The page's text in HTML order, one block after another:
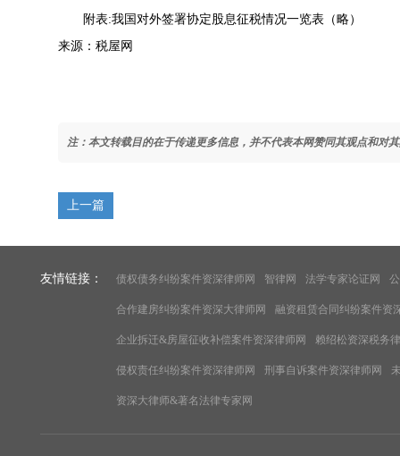
附表:我国对外签署协定股息征税情况一览表（略）
来源：税屋网
注：本文转载目的在于传递更多信息，并不代表本网赞同其观点和对
上一篇
友情链接： 债权债务纠纷案件资深律师网 智律网 法学专家论证网
合作建房纠纷案件资深大律师网 融资租赁合同纠纷案件资
企业拆迁&房屋征收补偿案件资深律师网 赖绍松资深税务
侵权责任纠纷案件资深律师网 刑事自诉案件资深律师网
资深大律师&著名法律专家网